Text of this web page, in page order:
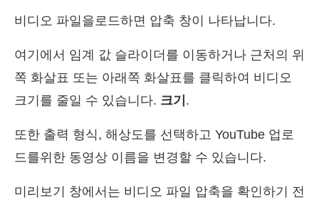
비디오 파일을로드하면 압축 창이 나타납니다.
여기에서 임계 값 슬라이더를 이동하거나 근처의 위
쪽 화살표 또는 아래쪽 화살표를 클릭하여 비디오
크기를 줄일 수 있습니다. 크기 .
또한 출력 형식, 해상도를 선택하고 YouTube 업로
드를위한 동영상 이름을 변경할 수 있습니다.
미리보기 창에서는 비디오 파일 압축을 확인하기 전